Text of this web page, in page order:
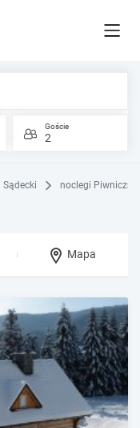
Goście
2
Sądecki noclegi
Mapa